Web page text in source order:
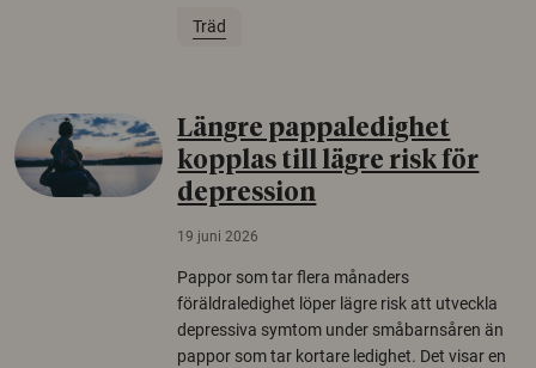
Träd
Längre pappaledighet
kopplas till lägre risk för
depression
19 juni 2026
Pappor som tar flera månaders
föräldraledighet löper lägre risk att utveckla
depressiva symtom under småbarnsåren än
pappor som tar kortare ledighet. Det visar en